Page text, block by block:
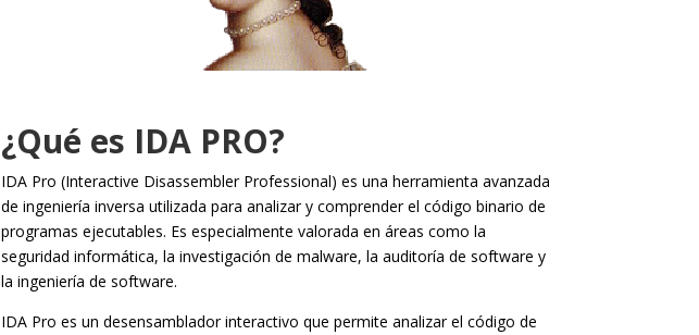
¿Qué es IDA PRO?
IDA Pro (Interactive Disassembler Professional) es una herramienta avanzada
de ingeniería inversa utilizada para analizar y comprender el código binario de
programas ejecutables. Es especialmente valorada en áreas como la
seguridad informática, la investigación de malware, la auditoría de software y
la ingeniería de software.
IDA Pro es un desensamblador interactivo que permite analizar el código de